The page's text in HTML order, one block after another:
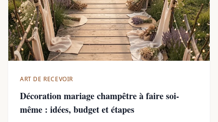
ART DE RECEVOIR
Décoration mariage champêtre à faire soi-
même : idées, budget et étapes